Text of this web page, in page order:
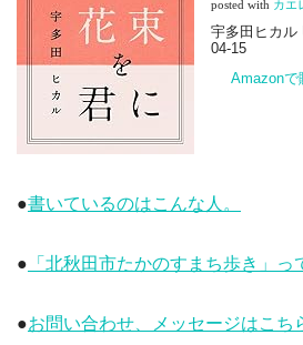
posted with カエ
宇多田ヒカル
04-15
Amazonで
●書いているのはこんな人。
● 「北秋田市たかのすまち歩き」っ
●お問い合わせ、メッセージはこち